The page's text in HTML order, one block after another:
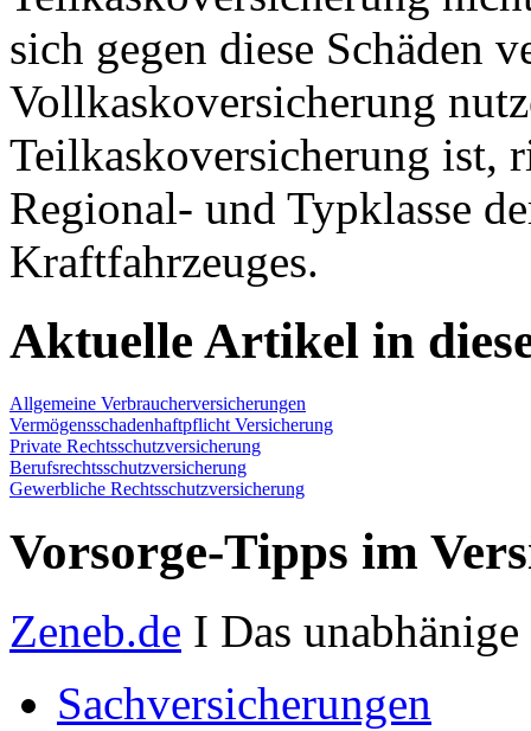
sich gegen diese Schäden
Vollkaskoversicherung
Teilkaskoversicherung ist,
Regional- und Typklasse
Kraftfahrzeuges.
Aktuelle Artikel in
Allgemeine Verbraucherversicherungen
Vermögensschadenhaftpflicht Versicherung
Private Rechtsschutzversicherung
Berufsrechtsschutzversicherung
Gewerbliche Rechtsschutzversicherung
Vorsorge-Tipps im
Zeneb.de I Das
Sachversicherungen